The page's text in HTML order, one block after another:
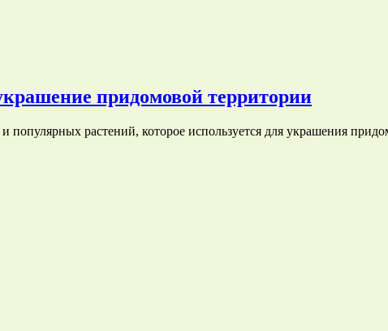
придомовой территории
растений, которое используется для украшения